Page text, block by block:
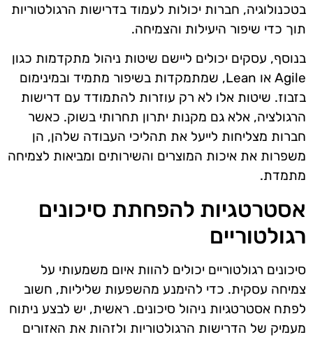
בטכנולוגיה, חברות יכולות לעמוד בדרישות הרגולטוריות
תוך כדי שיפור היעילות והצמיחה.
בנוסף, עסקים יכולים ליישם שיטות ניהול מתקדמות כגון
Agile או Lean, שמתמקדות בשיפור מתמיד ובמינימום
בזבוז. שיטות אלו לא רק עוזרות להתמודד עם דרישות
הרגולציה, אלא גם מקנות יתרון תחרותי בשוק. כאשר
חברות מצליחות לייעל את תהליכי העבודה שלהן, הן
משפרות את איכות המוצרים והשירותים ומביאות לצמיחה
מתמדת.
אסטרטגיות להפחתת סיכונים
רגולטוריים
סיכונים רגולטוריים יכולים להוות איום משמעותי על
צמיחה עסקית. כדי להימנע מהשפעות שליליות, חשוב
לפתח אסטרטגיות ניהול סיכונים. ראשית, יש לבצע ניתוח
מעמיק של הדרישות הרגולטוריות ולזהות את האזורים